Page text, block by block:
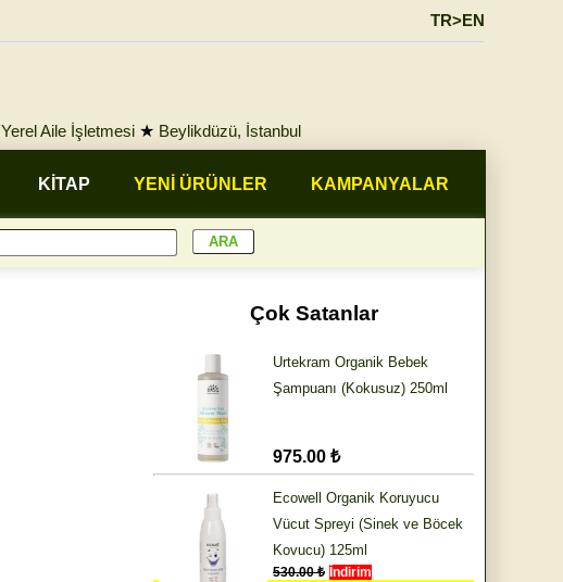
TR>EN
Yerel Aile İşletmesi ★ Beylikdüzü, İstanbul
KİTAP YENİ ÜRÜNLER KAMPANYALAR
Çok Satanlar
Urtekram Organik Bebek
Şampuanı (Kokusuz) 250ml
975.00 ₺
Ecowell Organik Koruyucu
Vücut Spreyi (Sinek ve Böcek
Kovucu) 125ml
530.00 ₺ İndirim